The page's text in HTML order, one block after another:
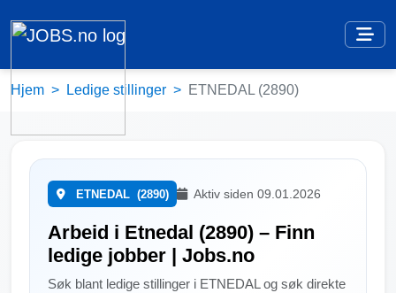
Hjem Ledige stillinger ETNEDAL (2890)
ETNEDAL (2890) Aktiv siden 09.01.2026
Arbeid i Etnedal (2890) – Finn
ledige jobber | Jobs.no
Søk blant ledige stillinger i ETNEDAL og søk direkte